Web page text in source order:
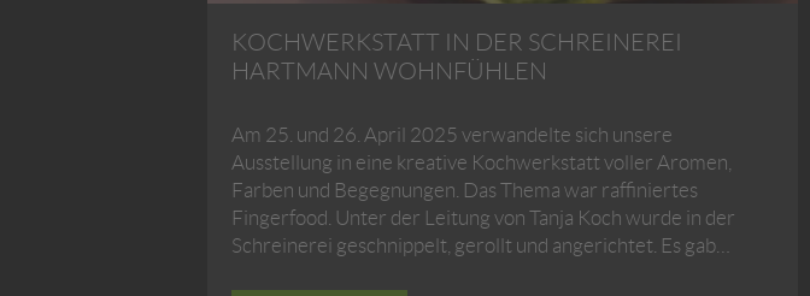
KOCHWERKSTATT IN DER SCHREINEREI
HARTMANN WOHNFÜHLEN
Am 25. und 26. April 2025 verwandelte sich unsere
Ausstellung in eine kreative Kochwerkstatt voller Aromen,
Farben und Begegnungen. Das Thema war raffiniertes
Fingerfood. Unter der Leitung von Tanja Koch wurde in der
Schreinerei geschnippelt, gerollt und angerichtet. Es gab…